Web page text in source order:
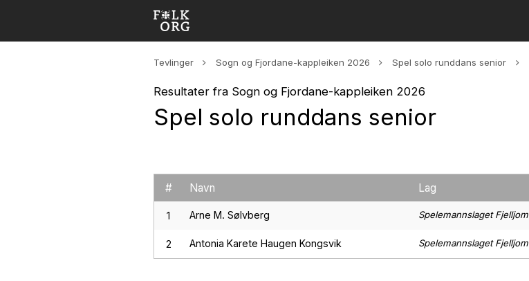
Tevlinger Sogn og Fjordane-kappleiken 2026 Spel solo runddans senior
Resultater fra Sogn og Fjordane-kappleiken 2026
Spel solo runddans senior
# Navn Lag
1 Arne M. Sølvberg Spelemannslaget Fjelljom
2 Antonia Karete Haugen Kongsvik Spelemannslaget Fjelljom